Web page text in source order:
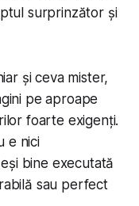
surprinzător și
și ceva mister,
pe aproape
foarte exigenți.
e nici
bine executată
sau perfect